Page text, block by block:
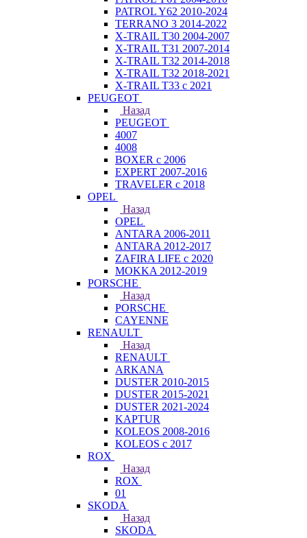
PATROL Y62 2010-2024
TERRANO 3 2014-2022
X-TRAIL T30 2004-2007
X-TRAIL T31 2007-2014
X-TRAIL T32 2014-2018
X-TRAIL T32 2018-2021
X-TRAIL T33 с 2021
PEUGEOT
Назад
PEUGEOT
4007
4008
BOXER с 2006
EXPERT 2007-2016
TRAVELER с 2018
OPEL
Назад
OPEL
ANTARA 2006-2011
ANTARA 2012-2017
ZAFIRA LIFE с 2020
MOKKA 2012-2019
PORSCHE
Назад
PORSCHE
CAYENNE
RENAULT
Назад
RENAULT
ARKANA
DUSTER 2010-2015
DUSTER 2015-2021
DUSTER 2021-2024
KAPTUR
KOLEOS 2008-2016
KOLEOS с 2017
ROX
Назад
ROX
01
SKODA
Назад
SKODA